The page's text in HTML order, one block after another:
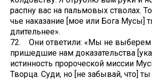
распну вас на пальмовых стволах.
чье наказание [мое или Бога Мусы]
длительнее».
72. Они ответили: «Мы не выберем
пришедшие нам доказательства
истинность пророческой миссии
Творца. Суди, но [не забывай, что]